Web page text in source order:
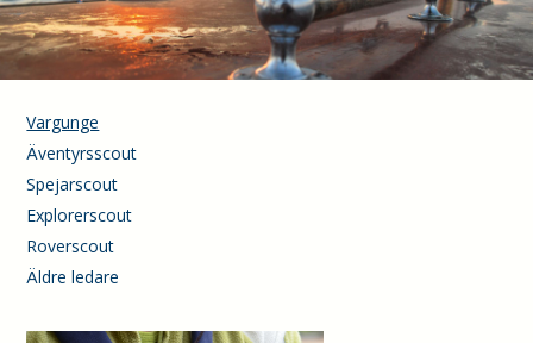
Vargunge
Äventyrsscout
Spejarscout
Explorerscout
Roverscout
Äldre ledare